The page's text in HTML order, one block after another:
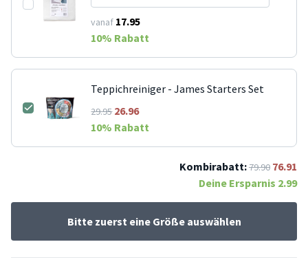
vanaf 17.95
10% Rabatt
Teppichreiniger - James Starters Set
29.9526.96
10% Rabatt
Kombirabatt:79.90 76.91
Deine Ersparnis 2.99
Bitte zuerst eine Größe auswählen